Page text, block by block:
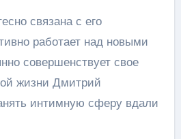
связана с его
работает над новыми
совершенствует свое
жизни Дмитрий
интимную сферу вдали